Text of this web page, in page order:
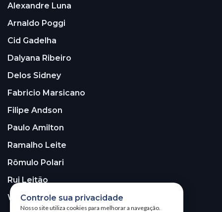
Alexandre Luna
Arnaldo Poggi
Cid Gadelha
Dalyana Ribeiro
Delos Sidney
Fabricio Marsicano
Filipe Andson
Paulo Amilton
Ramalho Leite
Rômulo Polari
Rui Leitão
Walter Santos
Controle sua privacidade
Nosso site utiliza cookies para melhorar a navegação.